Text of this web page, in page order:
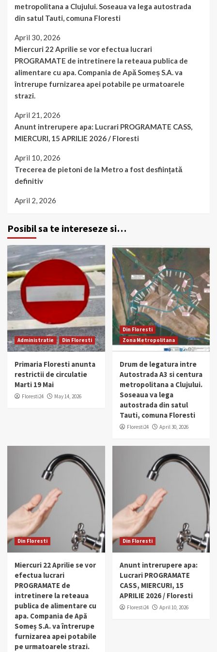
metropolitana a Clujului. Soseaua va lega autostrada
din satul Tauti, comuna Floresti
April 30, 2026
Miercuri 22 Aprilie se vor efectua lucrari
PROGRAMATE de intretinere la reteaua publica de
alimentare cu apa. Compania de Apă Someș S.A. va
întrerupe furnizarea apei potabile pe urmatoarele
strazi.
April 21, 2026
Anunt intrerupere apa: Lucrari PROGRAMATE CASS,
MIERCURI, 15 APRILIE 2026 / Floresti
April 10, 2026
Trecerea de pietoni de la Metro a fost desființată
definitiv
April 2, 2026
Posibil sa te intereseze si…
Administratie Din Floresti
Primaria Floresti anunta
restrictii de circulatie
Marti 19 Mai
Floresti24 May 14, 2026
Din Floresti
Zona Metropolitana
Drum de legatura intre
Autostrada A3 si centura
metropolitana a Clujului.
Soseaua va lega
autostrada din satul
Tauti, comuna Floresti
Floresti24 April 30, 2026
Din Floresti
Miercuri 22 Aprilie se vor
efectua lucrari
PROGRAMATE de
intretinere la reteaua
publica de alimentare cu
apa. Compania de Apă
Someș S.A. va întrerupe
furnizarea apei potabile
pe urmatoarele strazi.
Din Floresti
Anunt intrerupere apa:
Lucrari PROGRAMATE
CASS, MIERCURI, 15
APRILIE 2026 / Floresti
Floresti24 April 10, 2026